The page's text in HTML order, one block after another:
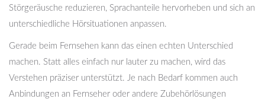
Störgeräusche reduzieren, Sprachanteile hervorheben und sich an
unterschiedliche Hörsituationen anpassen.
Gerade beim Fernsehen kann das einen echten Unterschied
machen. Statt alles einfach nur lauter zu machen, wird das
Verstehen präziser unterstützt. Je nach Bedarf kommen auch
Anbindungen an Fernseher oder andere Zubehörlösungen